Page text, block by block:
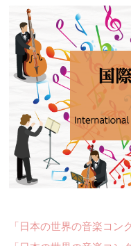
「日本の世界の音楽コン